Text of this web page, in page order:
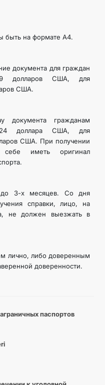
паспортов
быть на формате А4.
документа для граждан
9 долларов США, для
США.
документа гражданам
24 доллара США, для
США. При получении
иметь оригинал
до 3-х месяцев. Со дня
справки, лицо, на
не должен выезжать в
лично, либо доверенным
доверенности.